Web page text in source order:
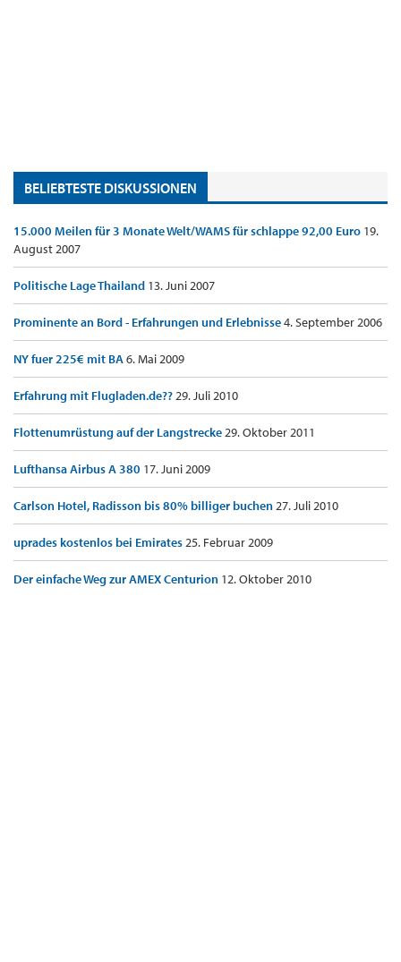
BELIEBTESTE DISKUSSIONEN
15.000 Meilen für 3 Monate Welt/WAMS für schlappe 92,00 Euro 19.
August 2007
Politische Lage Thailand 13. Juni 2007
Prominente an Bord - Erfahrungen und Erlebnisse4. September 2006
NY fuer 225€ mit BA6. Mai 2009
Erfahrung mit Flugladen.de??29. Juli 2010
Flottenumrüstung auf der Langstrecke29. Oktober 2011
Lufthansa Airbus A 380 17. Juni 2009
Carlson Hotel, Radisson bis 80% billiger buchen27. Juli 2010
uprades kostenlos bei Emirates25. Februar 2009
Der einfache Weg zur AMEX Centurion 12. Oktober 2010